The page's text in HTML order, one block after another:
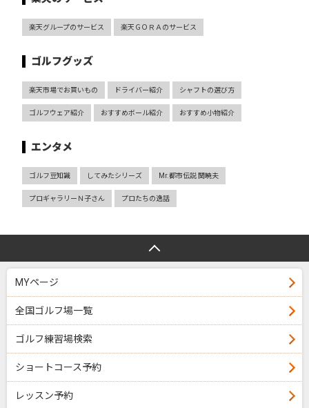
楽天グループのサービス 楽天ＧＯＲＡのサービス
ゴルフグッズ
楽天市場でお買いもの ドライバー紹介 シャフトの選び方
ゴルフウェア紹介 おすすめボール紹介 おすすめ小物紹介
エンタメ
ゴルフ豆知識 してみたシリーズ Mr.都市伝説 関暁夫
プロギャラリーＮ子さん プロたちの逸話
MYページ
全国ゴルフ場一覧
ゴルフ練習場検索
ショートコース予約
レッスン予約